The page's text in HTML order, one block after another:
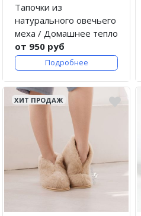
Тапочки из
натурального овечьего
меха / Домашнее тепло
от 950 руб
Подробнее
ХИТ ПРОДАЖ